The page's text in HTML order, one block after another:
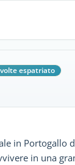
espatriato
in Portogallo
in una